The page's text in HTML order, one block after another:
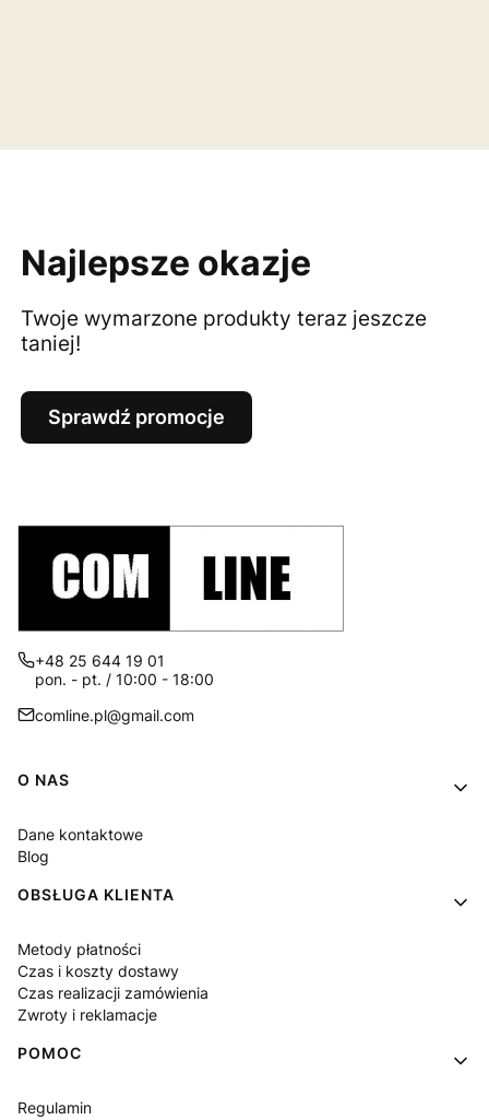
Najlepsze okazje
Twoje wymarzone produkty teraz jeszcze
taniej!
Sprawdź promocje
+48 25 644 19 01
pon. - pt. / 10:00 - 18:00
comline.pl@gmail.com
Linki w stopce
O NAS
Dane kontaktowe
Blog
OBSŁUGA KLIENTA
Metody płatności
Czas i koszty dostawy
Czas realizacji zamówienia
Zwroty i reklamacje
POMOC
Regulamin